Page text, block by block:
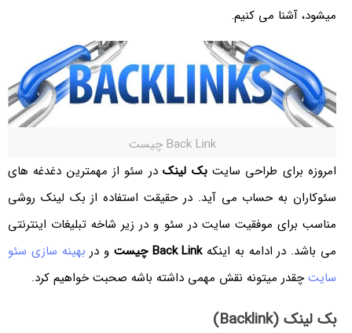
میشود، آشنا می کنیم.
Back Link چیست
امروزه برای طراحی سایت بک لینکدر سئو از مهمترین دغدغه های
سئوکاران به حساب می آید. در حقیقت استفاده از بک لینک روشی
مناسب برای موفقیت سایت در سئو و در زیر شاخه تبلیغات اینترنتی
می باشد. در ادامه به اینکهBack Link چیست و دربهینه سازی سئو
سایتچقدر میتونه نقش مهمی داشته باشه صحبت خواهیم کرد.
بک لینک (Backlink)